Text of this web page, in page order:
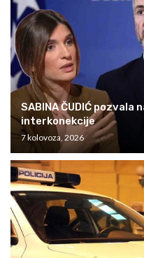
SABINA ČUDIĆ pozvala
interkonekcije
7 kolovoza, 2026